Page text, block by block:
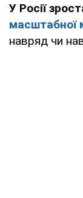
У Росії
масштабної
навряд чи